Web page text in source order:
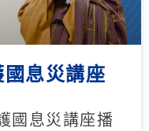
息災講座
國息災講座播